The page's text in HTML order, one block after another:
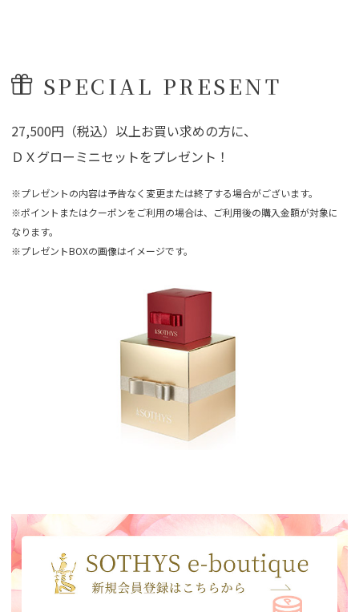
SPECIAL PRESENT
27,500円（税込）以上お買い求めの方に、
ＤＸグローミニセットをプレゼント！
※プレゼントの内容は予告なく変更または終了する場合がございます。
※ポイントまたはクーポンをご利用の場合は、ご利用後の購入金額が対象に
なります。
※プレゼントBOXの画像はイメージです。